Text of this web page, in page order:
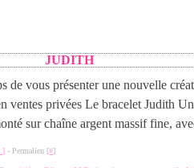
JUDITH
de vous présenter une nouvelle
ventes privées Le bracelet Judith
sur chaîne argent massif fine,
] - Permalien [#]